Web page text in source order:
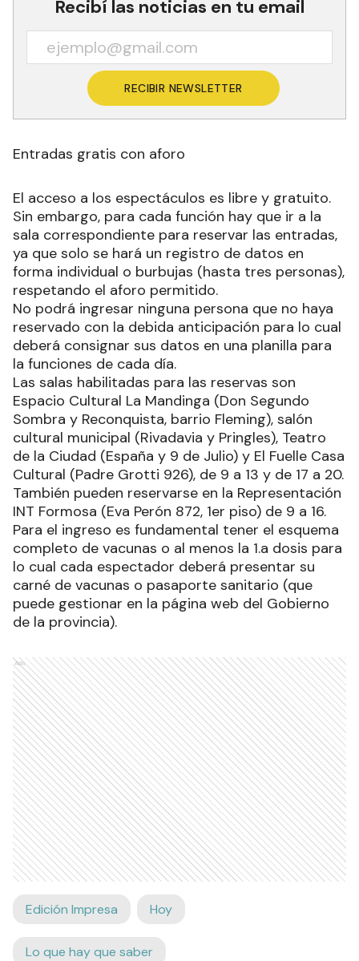
Recibí las noticias en tu email
RECIBIR NEWSLETTER
Entradas gratis con aforo
El acceso a los espectáculos es libre y gratuito.
Sin embargo, para cada función hay que ir a la
sala correspondiente para reservar las entradas,
ya que solo se hará un registro de datos en
forma individual o burbujas (hasta tres personas),
respetando el aforo permitido.
No podrá ingresar ninguna persona que no haya
reservado con la debida anticipación para lo cual
deberá consignar sus datos en una planilla para
la funciones de cada día.
Las salas habilitadas para las reservas son
Espacio Cultural La Mandinga (Don Segundo
Sombra y Reconquista, barrio Fleming), salón
cultural municipal (Rivadavia y Pringles), Teatro
de la Ciudad (España y 9 de Julio) y El Fuelle Casa
Cultural (Padre Grotti 926), de 9 a 13 y de 17 a 20.
También pueden reservarse en la Representación
INT Formosa (Eva Perón 872, 1er piso) de 9 a 16.
Para el ingreso es fundamental tener el esquema
completo de vacunas o al menos la 1.a dosis para
lo cual cada espectador deberá presentar su
carné de vacunas o pasaporte sanitario (que
puede gestionar en la página web del Gobierno
de la provincia).
Ads
Edición Impresa Hoy
Lo que hay que saber